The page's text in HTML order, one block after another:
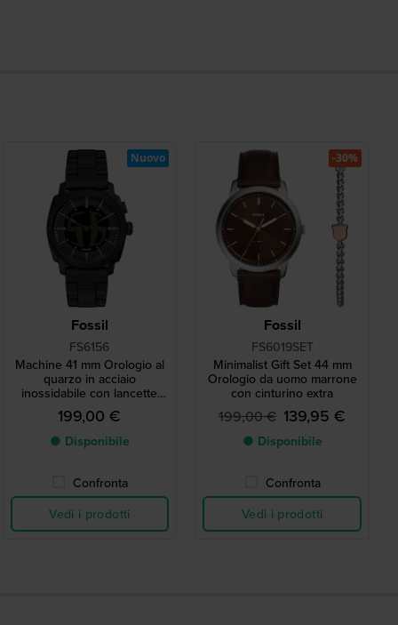
Fossil
FS6156
Machine 41 mm Orologio al
quarzo in acciaio
inossidabile con lancette
analogiche e secondi digitali
199,00 €
● Disponibile
Confronta
Vedi i prodotti
Nuovo
Fossil
FS6019SET
Minimalist Gift Set 44 mm
Orologio da uomo marrone
con cinturino extra
199,00 € 139,95 €
● Disponibile
Confronta
Vedi i prodotti
-30%